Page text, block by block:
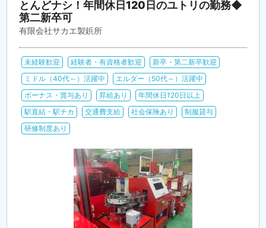
とんどナシ！年間休日120日のユトリの勤務◆
第二新卒可
有限会社サカエ製鋲所
未経験歓迎 経験者・有資格者歓迎
新卒・第二新卒歓迎
ミドル（40代～）活躍中
エルダー（50代～）活躍中
ボーナス・賞与あり
昇給あり
年間休日120日以上
駅直結・駅チカ
交通費支給 社会保険あり
制服貸与
研修制度あり